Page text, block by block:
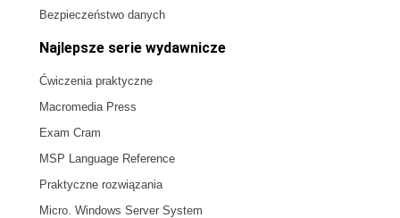
Bezpieczeństwo danych
Najlepsze serie wydawnicze
Ćwiczenia praktyczne
Macromedia Press
Exam Cram
MSP Language Reference
Praktyczne rozwiązania
Micro. Windows Server System